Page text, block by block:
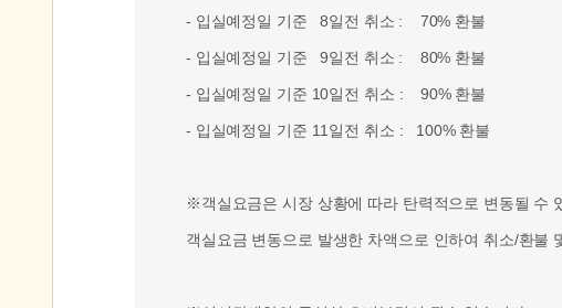
- 입실예정일 기준 8일전 취소 : 70% 환불
- 입실예정일 기준 9일전 취소 : 80% 환불
- 입실예정일 기준 10일전 취소 : 90% 환불
- 입실예정일 기준 11일전 취소 : 100% 환불
※객실요금은 시장 상황에 따라 탄력적으로 변동될 수
객실요금 변동으로 발생한 차액으로 인하여 취소/환불